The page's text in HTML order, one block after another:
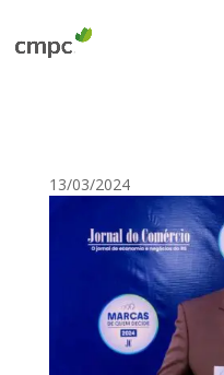
13/03/2024